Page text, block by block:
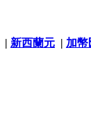
| 新西蘭元 | 加幣